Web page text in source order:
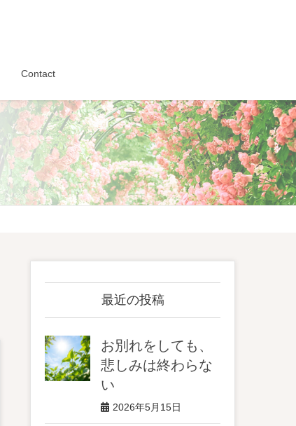
Contact
最近の投稿
お別れをしても、
悲しみは終わらな
い
2026年5月15日